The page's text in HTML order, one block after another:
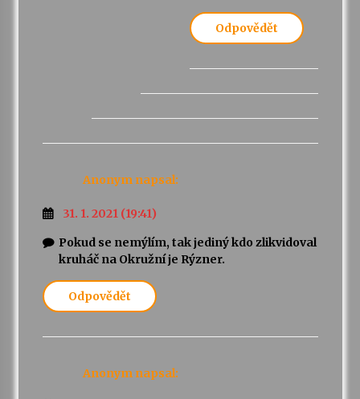
Odpovědět
Anonym napsal:
31. 1. 2021 (19:41)
Pokud se nemýlím, tak jediný kdo zlikvidoval
kruháč na Okružní je Rýzner.
Odpovědět
Anonym napsal: